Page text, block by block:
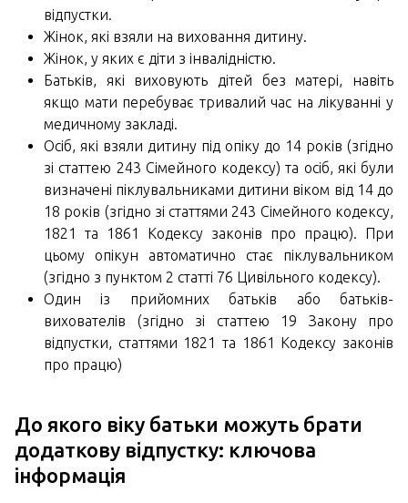
відпустки.
Жінок, які взяли на виховання дитину.
Жінок, у яких є діти з інвалідністю.
Батьків, які виховують дітей без матері, навіть
якщо мати перебуває тривалий час на лікуванні у
медичному закладі.
Осіб, які взяли дитину під опіку до 14 років (згідно
зі статтею 243 Сімейного кодексу) та осіб, які були
визначені піклувальниками дитини віком від 14 до
18 років (згідно зі статтями 243 Сімейного кодексу,
1821 та 1861 Кодексу законів про працю). При
цьому опікун автоматично стає піклувальником
(згідно з пунктом 2 статті 76 Цивільного кодексу).
Один із прийомних батьків або батьків-
вихователів (згідно зі статтею 19 Закону про
відпустки, статтями 1821 та 1861 Кодексу законів
про працю)
До якого віку батьки можуть брати
додаткову відпустку: ключова
інформація